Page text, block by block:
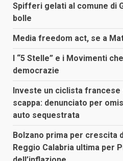
Spifferi gelati al comune di
bolle
Media freedom act, se a
I “5 Stelle” e i Movimenti
democrazie
Investe un ciclista francese
scappa: denunciato per
auto sequestrata
Bolzano prima per crescita
Reggio Calabria ultima per